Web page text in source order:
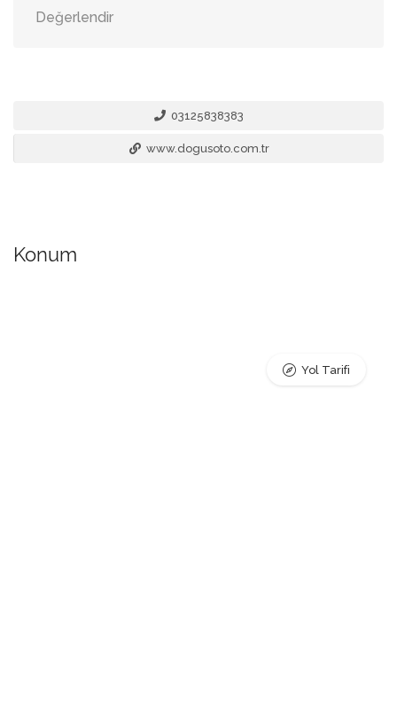
Değerlendir
03125838383
www.dogusoto.com.tr
Konum
Yol Tarifi